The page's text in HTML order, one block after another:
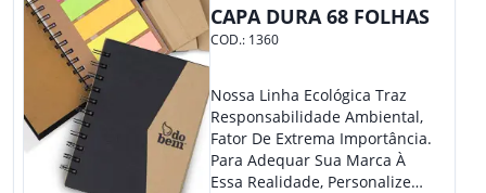
CAPA DURA 68 FOLHAS
COD.: 1360
Nossa Linha Ecológica Traz
Responsabilidade Ambiental,
Fator De Extrema Importância.
Para Adequar Sua Marca À
Essa Realidade, Personalize